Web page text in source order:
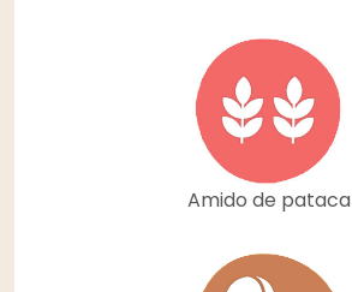
Amido de pataca